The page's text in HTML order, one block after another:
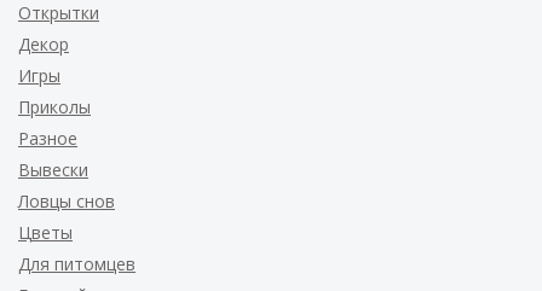
Открытки
Декор
Игры
Приколы
Разное
Вывески
Ловцы снов
Цветы
Для питомцев